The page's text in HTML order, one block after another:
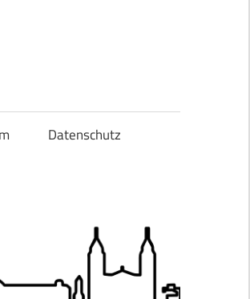
Datenschutz